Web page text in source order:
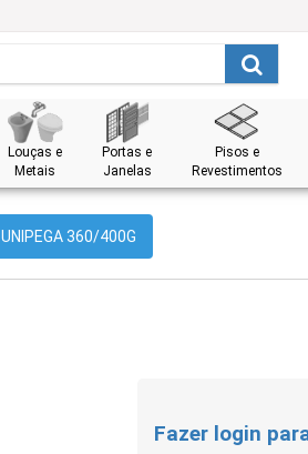
Louças e
Metais
Portas e
Janelas
Pisos e
Revestimentos
360/400G
Fazer login